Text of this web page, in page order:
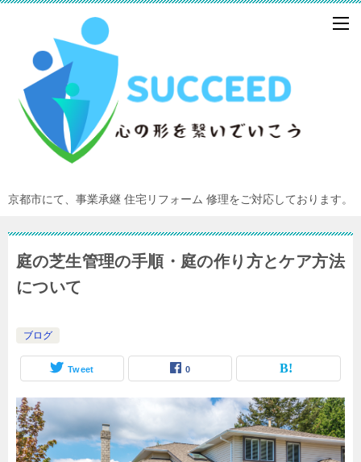
京都市にて、事業承継 住宅リフォーム 修理をご対応しております。
庭の芝生管理の手順・庭の作り方とケア方法
について
ブログ
Tweet 0